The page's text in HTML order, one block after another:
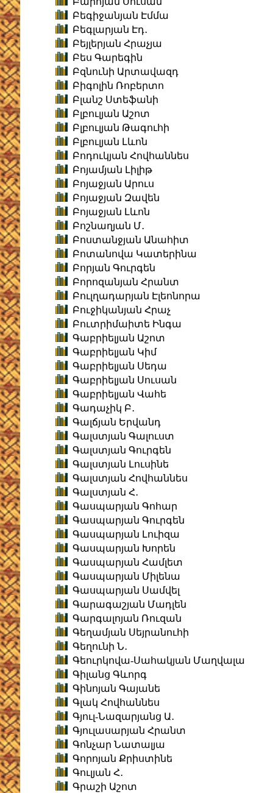
Բեգիջանյան Էմմա
Բեգլարյան Էդ․
Բեյլերյան Հրաչյա
Բես Գարեգին
Բզնունի Արտավազդ
Բիգոլին Ռոբերտո
Բլանշ Ստեֆանի
Բլբուլյան Աշոտ
Բլբուլյան Թագուհի
Բլբուլյան Լևոն
Բոդուկյան Հովհաննես
Բոյամյան Լիլիթ
Բոյաջյան Արուս
Բոյաջյան Զավեն
Բոյաջյան Լևոն
Բոշնաղյան Մ․
Բոստանջյան Անահիտ
Բոտանովա Կատերինա
Բորյան Գուրգեն
Բորոզանյան Հրանտ
Բուլղադարյան Էլեոնորա
Բուջիկանյան Հրաչ
Բուտրիմաիտե Ինգա
Գաբրիելյան Աշոտ
Գաբրիելյան Կիմ
Գաբրիելյան Սեդա
Գաբրիելյան Սուսան
Գաբրիելյան Վահե
Գադաչիկ Բ․
Գալճյան Երվանդ
Գալստյան Գալուստ
Գալստյան Գուրգեն
Գալստյան Լուսինե
Գալստյան Հովհաննես
Գալստյան Հ․
Գասպարյան Գոհար
Գասպարյան Գուրգեն
Գասպարյան Լուիզա
Գասպարյան Խորեն
Գասպարյան Համլետ
Գասպարյան Միլենա
Գասպարյան Սամվել
Գարագաշյան Մադլեն
Գարգալոյան Ռուզան
Գեղամյան Սեյրանուհի
Գեղունի Ն․
Գեուրկովա-Սահակյան Մաղվալա
Գիլանց Գևորգ
Գինոյան Գայանե
Գլակ Հովհաննես
Գյուլ-Նազարյանց Ա․
Գյուլասարյան Հրանտ
Գոնչար Նատալյա
Գորոյան Քրիստինե
Գուլյան Հ․
Գրաշի Աշոտ